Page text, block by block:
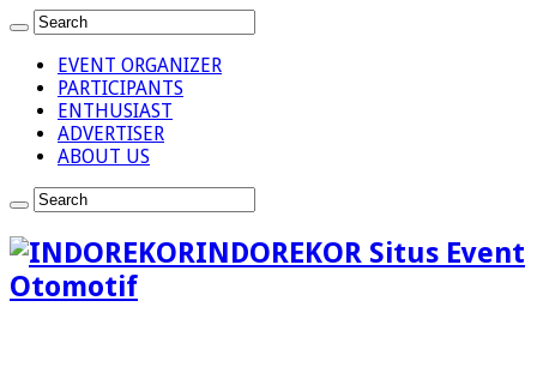
EVENT ORGANIZER
PARTICIPANTS
ENTHUSIAST
ADVERTISER
ABOUT US
INDOREKOR Situs Event
Otomotif